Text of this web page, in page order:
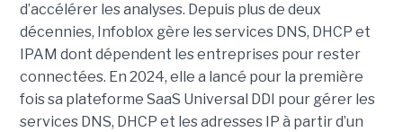
d’accélérer les analyses. Depuis plus de deux
décennies, Infoblox gère les services DNS, DHCP et
IPAM dont dépendent les entreprises pour rester
connectées. En 2024, elle a lancé pour la première
fois sa plateforme SaaS Universal DDI pour gérer les
services DNS, DHCP et les adresses IP à partir d’un